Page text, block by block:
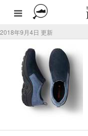
2018年9月4日 更新